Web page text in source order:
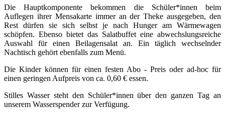
Die Hauptkomponente bekommen die Schüler*innen beim
Auflegen ihrer Mensakarte immer an der Theke ausgegeben, den
Rest dürfen sie sich selbst je nach Hunger am Wärmewagen
schöpfen. Ebenso bietet das Salatbuffet eine abwechslungsreiche
Auswahl für einen Beilagensalat an. Ein täglich wechselnder
Nachtisch gehört ebenfalls zum Menü.
Die Kinder können für einen festen Abo - Preis oder ad-hoc für
einen geringen Aufpreis von ca. 0,60 € essen.
Stilles Wasser steht den Schüler*innen über den ganzen Tag an
unserem Wasserspender zur Verfügung.